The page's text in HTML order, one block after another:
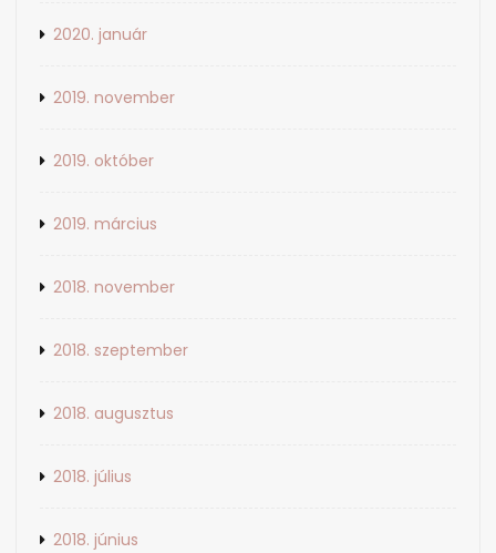
2020. január
2019. november
2019. október
2019. március
2018. november
2018. szeptember
2018. augusztus
2018. július
2018. június